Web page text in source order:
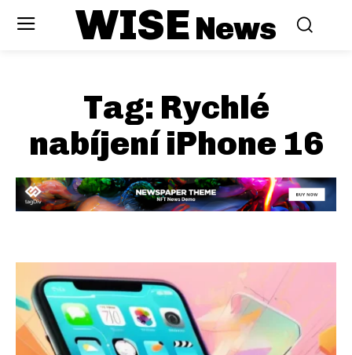
WISENews
Tag: Rychlé
nabíjení iPhone 16